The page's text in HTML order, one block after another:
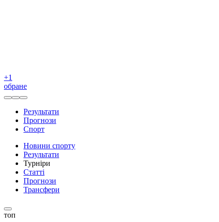
+1
обране
Результати
Прогнози
Спорт
Новини спорту
Результати
Турніри
Статті
Прогнози
Трансфери
топ